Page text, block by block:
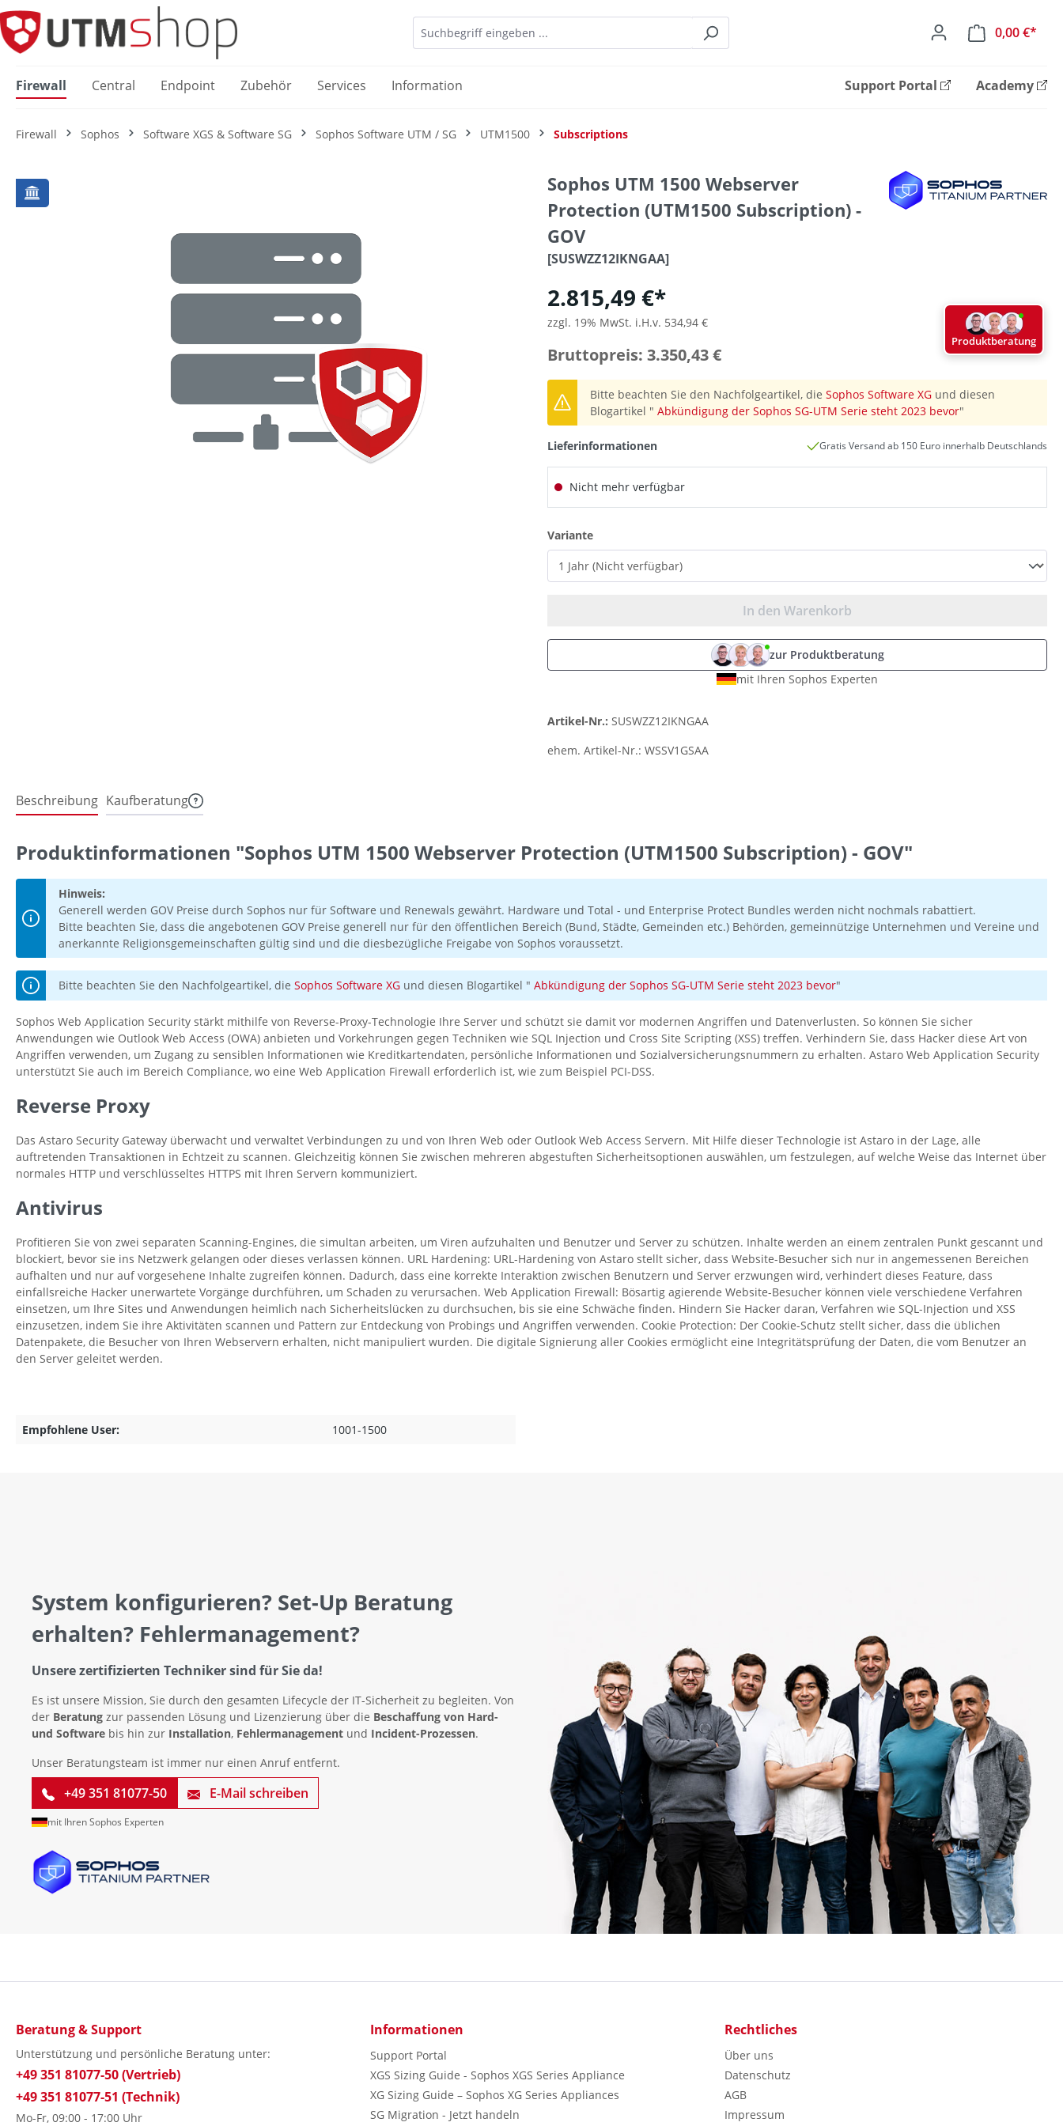
Zur Hauptnavigation springen
0,00 €*
Firewall Central Endpoint Zubehör Services Information Support Portal Academy
Firewall Sophos Software XGS & Software SG Sophos Software UTM / SG UTM1500 Subscriptions
Bildergalerie überspringen
Sophos UTM 1500 Webserver
Protection (UTM1500 Subscription) -
GOV
[SUSWZZ12IKNGAA]
2.815,49 €*
zzgl. 19% MwSt. i.H.v. 534,94 €
Bruttopreis: 3.350,43 €
Bitte beachten Sie den Nachfolgeartikel, die Sophos Software XG und diesen
Blogartikel " Abkündigung der Sophos SG-UTM Serie steht 2023 bevor"
Lieferinformationen Gratis Versand ab 150 Euro innerhalb Deutschlands
Nicht mehr verfügbar
Varianteauswählen
In den Warenkorb
zur Produktberatung
mit Ihren Sophos Experten
Artikel-Nr.: SUSWZZ12IKNGAA
ehem. Artikel-Nr.: WSSV1GSAA
Beschreibung Kaufberatung
Produktinformationen "Sophos UTM 1500 Webserver Protection (UTM1500 Subscription) - GOV"
Hinweis:
Generell werden GOV Preise durch Sophos nur für Software und Renewals gewährt. Hardware und Total - und Enterprise Protect Bundles werden nicht nochmals rabattiert.
Bitte beachten Sie, dass die angebotenen GOV Preise generell nur für den öffentlichen Bereich (Bund, Städte, Gemeinden etc.) Behörden, gemeinnützige Unternehmen und Vereine und
anerkannte Religionsgemeinschaften gültig sind und die diesbezügliche Freigabe von Sophos voraussetzt.
Bitte beachten Sie den Nachfolgeartikel, die Sophos Software XG und diesen Blogartikel " Abkündigung der Sophos SG-UTM Serie steht 2023 bevor"
Sophos Web Application Security stärkt mithilfe von Reverse-Proxy-Technologie Ihre Server und schützt sie damit vor modernen Angriffen und Datenverlusten. So können Sie sicher
Anwendungen wie Outlook Web Access (OWA) anbieten und Vorkehrungen gegen Techniken wie SQL Injection und Cross Site Scripting (XSS) treffen. Verhindern Sie, dass Hacker diese Art von
Angriffen verwenden, um Zugang zu sensiblen Informationen wie Kreditkartendaten, persönliche Informationen und Sozialversicherungsnummern zu erhalten. Astaro Web Application Security
unterstützt Sie auch im Bereich Compliance, wo eine Web Application Firewall erforderlich ist, wie zum Beispiel PCI-DSS.
Reverse Proxy
Das Astaro Security Gateway überwacht und verwaltet Verbindungen zu und von Ihren Web oder Outlook Web Access Servern. Mit Hilfe dieser Technologie ist Astaro in der Lage, alle
auftretenden Transaktionen in Echtzeit zu scannen. Gleichzeitig können Sie zwischen mehreren abgestuften Sicherheitsoptionen auswählen, um festzulegen, auf welche Weise das Internet über
normales HTTP und verschlüsseltes HTTPS mit Ihren Servern kommuniziert.
Antivirus
Profitieren Sie von zwei separaten Scanning-Engines, die simultan arbeiten, um Viren aufzuhalten und Benutzer und Server zu schützen. Inhalte werden an einem zentralen Punkt gescannt und
blockiert, bevor sie ins Netzwerk gelangen oder dieses verlassen können. URL Hardening: URL-Hardening von Astaro stellt sicher, dass Website-Besucher sich nur in angemessenen Bereichen
aufhalten und nur auf vorgesehene Inhalte zugreifen können. Dadurch, dass eine korrekte Interaktion zwischen Benutzern und Server erzwungen wird, verhindert dieses Feature, dass
einfallsreiche Hacker unerwartete Vorgänge durchführen, um Schaden zu verursachen. Web Application Firewall: Bösartig agierende Website-Besucher können viele verschiedene Verfahren
einsetzen, um Ihre Sites und Anwendungen heimlich nach Sicherheitslücken zu durchsuchen, bis sie eine Schwäche finden. Hindern Sie Hacker daran, Verfahren wie SQL-Injection und XSS
einzusetzen, indem Sie ihre Aktivitäten scannen und Pattern zur Entdeckung von Probings und Angriffen verwenden. Cookie Protection: Der Cookie-Schutz stellt sicher, dass die üblichen
Datenpakete, die Besucher von Ihren Webservern erhalten, nicht manipuliert wurden. Die digitale Signierung aller Cookies ermöglicht eine Integritätsprüfung der Daten, die vom Benutzer an
den Server geleitet werden.
Empfohlene User: 1001-1500
System konfigurieren? Set-Up Beratung
erhalten? Fehlermanagement?
Unsere zertifizierten Techniker sind für Sie da!
Es ist unsere Mission, Sie durch den gesamten Lifecycle der IT-Sicherheit zu begleiten. Von
der Beratung zur passenden Lösung und Lizenzierung über die Beschaffung von Hard-
und Software bis hin zur Installation, Fehlermanagement und Incident-Prozessen.
Unser Beratungsteam ist immer nur einen Anruf entfernt.
+49 351 81077-50 E-Mail schreiben
mit Ihren Sophos Experten
Beratung & Support
Unterstützung und persönliche Beratung unter:
+49 351 81077-50 (Vertrieb)
+49 351 81077-51 (Technik)
Mo-Fr, 09:00 - 17:00 Uhr
Informationen
Support Portal
XGS Sizing Guide - Sophos XGS Series Appliance
XG Sizing Guide – Sophos XG Series Appliances
SG Migration - Jetzt handeln
Rechtliches
Über uns
Datenschutz
AGB
Impressum
Produktberatung